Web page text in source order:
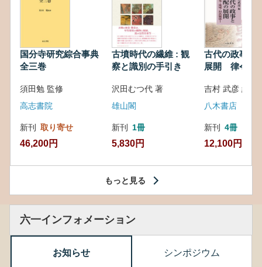
国分寺研究綜合事典
全三巻
須田勉 監修
高志書院
新刊 取り寄せ
46,200円
古墳時代の繊維 : 観
察と識別の手引き
沢田むつ代 著
雄山閣
新刊 1冊
5,830円
古代の政事と
展開 律令・
吉村 武彦 編集
八木書店
新刊 4冊
12,100円
もっと見る
六一インフォメーション
お知らせ シンポジウム